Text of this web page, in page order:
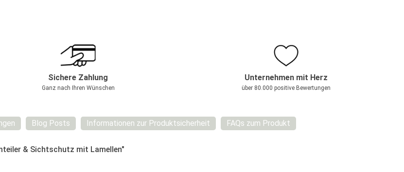
Sichere Zahlung
Ganz nach Ihren Wünschen
Unternehmen mit Herz
über 80.000 positive Bewertungen
Blog Posts Informationen zur Produktsicherheit FAQs zum Produkt
& Sichtschutz mit Lamellen"